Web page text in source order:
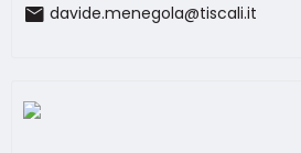
mail davide.menegola@tiscali.it